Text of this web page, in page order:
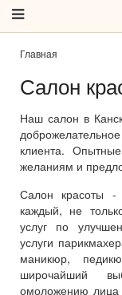
Главная
Салон
Наш салон в
клиента.
желаниям и
Салон красоты -
каждый, не
услуг по
услуги
маникюр,
широчайший
омоложению лица